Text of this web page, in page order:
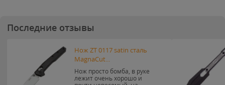
Последние отзывы
Нож ZT 0117 satin сталь
MagnaCut...
Нож просто бомба, в руке
лежит очень хорошо и